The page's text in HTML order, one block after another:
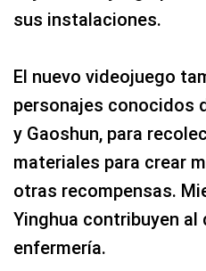
sus instalaciones.
El nuevo videojuego
personajes conocidos
y Gaoshun, para
materiales para crear
otras recompensas.
Yinghua contribuyen al
enfermería.